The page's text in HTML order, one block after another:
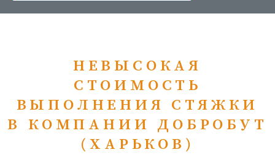
НЕВЫСОКАЯ
СТОИМОСТЬ
ВЫПОЛНЕНИЯ СТЯЖКИ
В КОМПАНИИ ДОБРОБУТ
(ХАРЬКОВ)